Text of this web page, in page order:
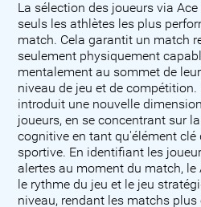
La sélection des joueurs via
seuls les athlètes les plus
match. Cela garantit un match
seulement physiquement
mentalement au sommet de
niveau de jeu et de
introduit une nouvelle
joueurs, en se concentrant sur
cognitive en tant qu'élément clé
sportive. En identifiant les
alertes au moment du match, le
le rythme du jeu et le jeu
niveau, rendant les matchs